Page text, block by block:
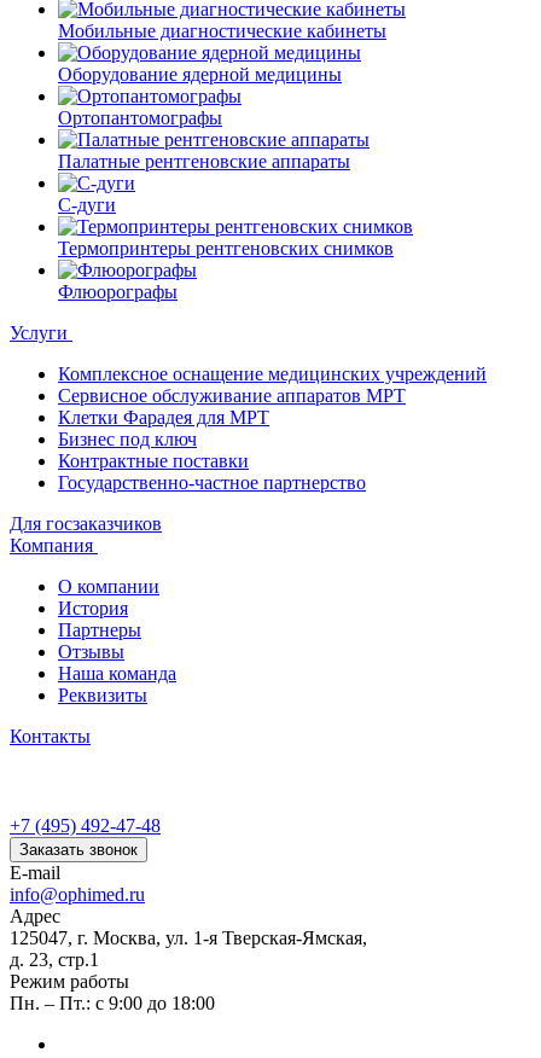
Мобильные диагностические кабинеты
Оборудование ядерной медицины
Ортопантомографы
Палатные рентгеновские аппараты
С-дуги
Термопринтеры рентгеновских снимков
Флюорографы
Услуги
Комплексное оснащение медицинских учреждений
Сервисное обслуживание аппаратов МРТ
Клетки Фарадея для МРТ
Бизнес под ключ
Контрактные поставки
Государственно-частное партнерство
Для госзаказчиков
Компания
О компании
История
Партнеры
Отзывы
Наша команда
Реквизиты
Контакты
+7 (495) 492-47-48
Заказать звонок
E-mail
info@ophimed.ru
Адрес
125047, г. Москва, ул. 1-я Тверская-Ямская,
д. 23, стр.1
Режим работы
Пн. – Пт.: с 9:00 до 18:00